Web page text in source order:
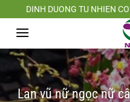
Chuyển
đến
dung
DINH DUONG TU NHIEN
Lan vũ nữ ngọc nữ